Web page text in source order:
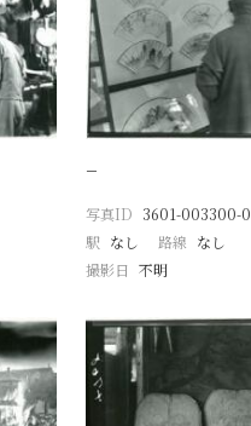
−
写真ID 3601-003300-0
駅 なし 路線 なし
撮影日 不明